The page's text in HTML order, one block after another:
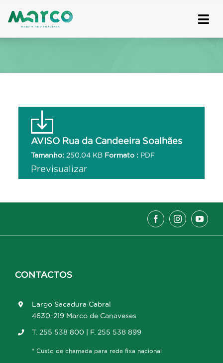
to
AVISO Rua da Candeeira Soalhães
Tamanho: 250.04 KB Formato : PDF
Previsualizar
CONTACTOS
Largo Sacadura Cabral
4630-219 Marco de Canaveses
T. 255 538 800 | F. 255 538 899
* Custo de chamada para rede fixa nacional